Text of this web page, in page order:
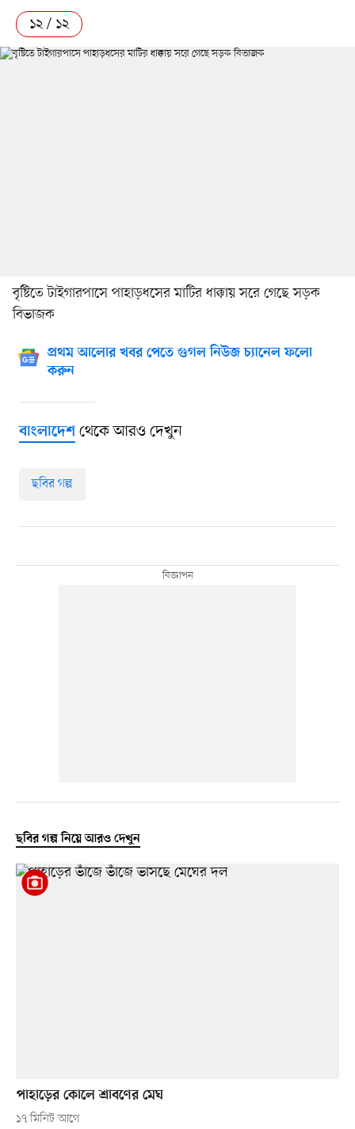
১২ / ১২
বৃষ্টিতে টাইগারপাসে পাহাড়ধসের মাটির ধাক্কায় সরে গেছে সড়ক
বিভাজক
প্রথম আলোর খবর পেতে গুগল নিউজ চ্যানেল ফলো
করুন
বাংলাদেশথেকে আরও দেখুন
ছবির গল্প
ছবির গল্প নিয়ে আরও দেখুন
পাহাড়ের কোলে শ্রাবণের মেঘ
১৭ মিনিট আগে